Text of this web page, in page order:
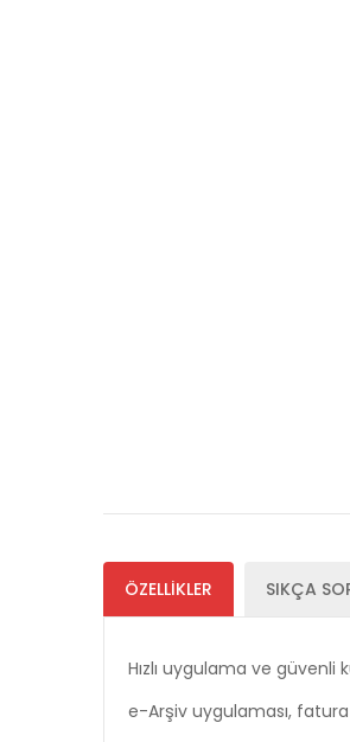
ÖZELLİKLER SIKÇA
Hızlı uygulama ve güvenli
e-Arşiv uygulaması,